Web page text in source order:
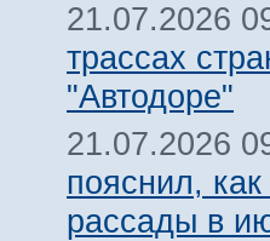
21.07.2026
трассах
"Автодоре"
21.07.2026
пояснил,
рассады в